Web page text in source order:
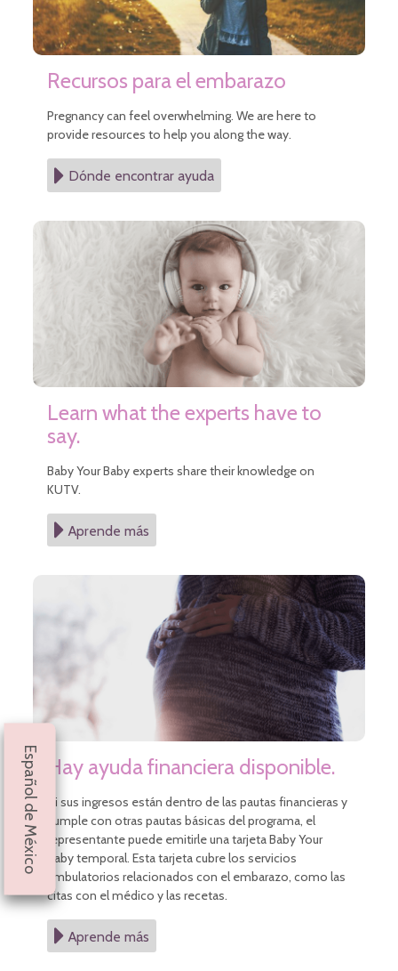
Recursos para el embarazo
Pregnancy can feel overwhelming. We are here to
provide resources to help you along the way.
Dónde encontrar ayuda
Learn what the experts have to
say.
Baby Your Baby experts share their knowledge on
KUTV.
Aprende más
Hay ayuda financiera disponible.
Si sus ingresos están dentro de las pautas financieras y
cumple con otras pautas básicas del programa, el
representante puede emitirle una tarjeta Baby Your
Baby temporal. Esta tarjeta cubre los servicios
ambulatorios relacionados con el embarazo, como las
citas con el médico y las recetas.
Aprende más
Español de México